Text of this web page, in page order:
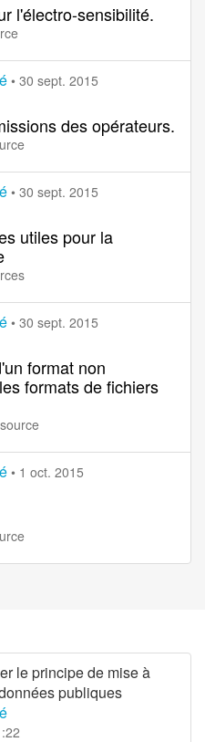
l'électro-sensibilité.
• 30 sept. 2015
des opérateurs.
• 30 sept. 2015
utiles pour la
• 30 sept. 2015
format non
formats de fichiers
• 1 oct. 2015
le principe de mise à
publiques